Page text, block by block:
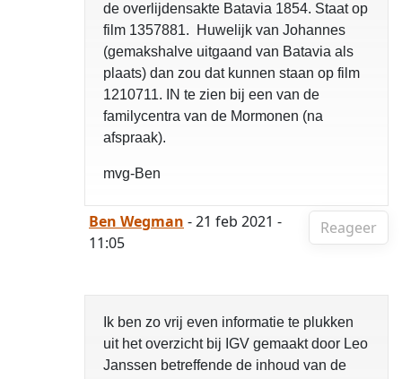
de overlijdensakte Batavia 1854. Staat op
film 1357881. Huwelijk van Johannes
(gemakshalve uitgaand van Batavia als
plaats) dan zou dat kunnen staan op film
1210711. IN te zien bij een van de
familycentra van de Mormonen (na
afspraak).
mvg-Ben
Reageer
Ben Wegman - 21 feb 2021 -
11:05
Ik ben zo vrij even informatie te plukken
uit het overzicht bij IGV gemaakt door Leo
Janssen betreffende de inhoud van de